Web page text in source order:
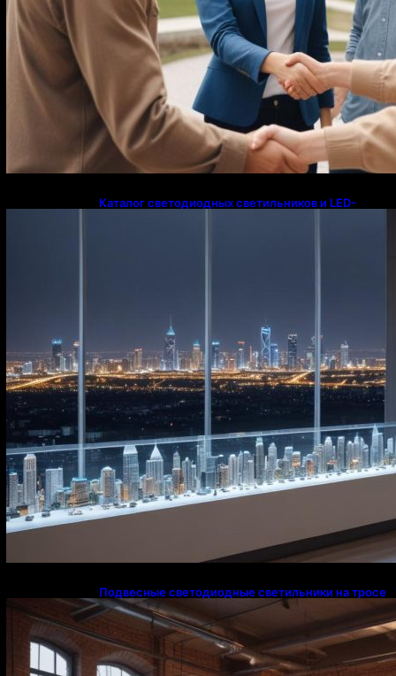
Каталог светодиодных светильников и LED-
Подвесные светодиодные светильники на тросе